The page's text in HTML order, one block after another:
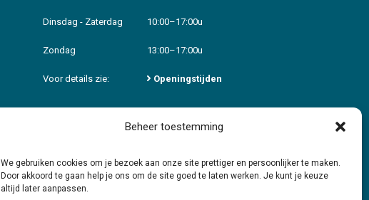
Beheer toestemming
We gebruiken cookies om je bezoek aan onze site prettiger en persoonlijker te maken.
Door akkoord te gaan help je ons om de site goed te laten werken. Je kunt je keuze
altijd later aanpassen.
Dinsdag - Zaterdag 10:00–17:00u
Zondag 13:00–17:00u
Voor details zie: Openingstijden